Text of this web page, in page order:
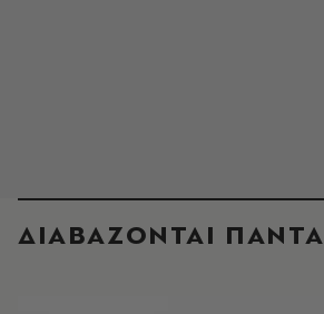
ΔΙΑΒΑΖΟΝΤΑΙ ΠΑΝΤΑ